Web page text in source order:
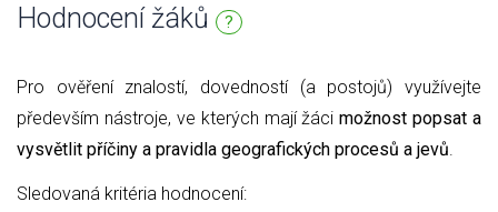
Hodnocení žáků ?
Pro ověření znalostí, dovedností (a postojů) využívejte
především nástroje, ve kterých mají žácimožnost popsat a
vysvětlit příčiny a pravidla geografických procesů a jevů
Sledovaná kritéria hodnocení: